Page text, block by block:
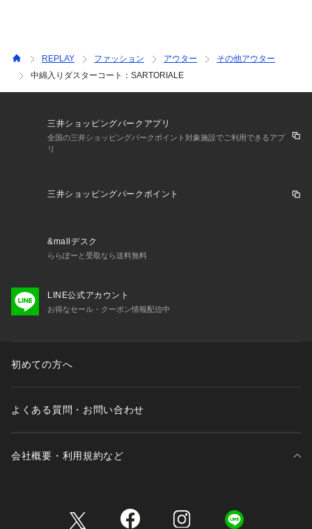
REPLAY ファッション アウター
その他アウター
中綿入りダスターコート：SARTORIALE
三井ショッピングパークアプリ
全国の三井ショッピングパークポイント対象施設でご利用できるアプ
リ
三井ショッピングパークポイント
&mallデスク
ららぽーと受取なら送料無料
LINE公式アカウント
お得なセール・クーポン情報配信中
初めての方へ
よくある質問・お問い合わせ
会社概要・利用規約など